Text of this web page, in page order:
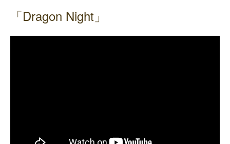
「Dragon Night」